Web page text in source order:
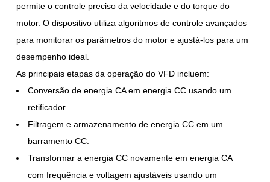
permite o controle preciso da velocidade e do torque do
motor. O dispositivo utiliza algoritmos de controle avançados
para monitorar os parâmetros do motor e ajustá-los para um
desempenho ideal.
As principais etapas da operação do VFD incluem:
Conversão de energia CA em energia CC usando um
retificador.
Filtragem e armazenamento de energia CC em um
barramento CC.
Transformar a energia CC novamente em energia CA
com frequência e voltagem ajustáveis usando um